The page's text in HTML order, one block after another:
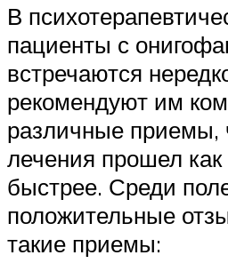
В
пациенты с
встречаются
рекомендуют им
различные приемы,
лечения прошел
быстрее. Среди
положительные
такие приемы: